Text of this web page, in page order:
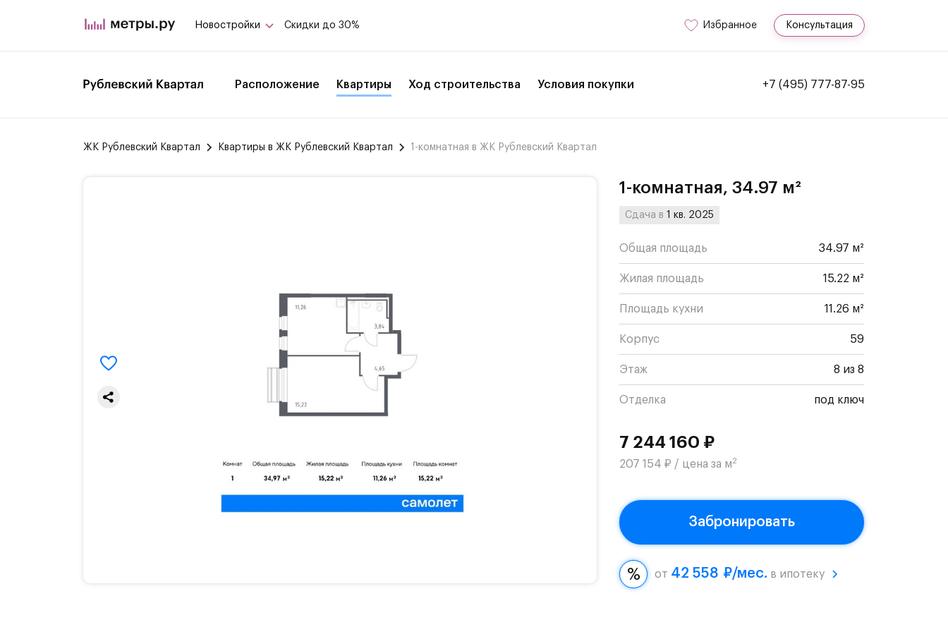
Новостройки Скидки до 30% Избранное Консультация
Расположение Квартиры Ход строительства Условия покупки +7 (495) 777-87-95
ЖК Рублевский Квартал Квартиры в ЖК Рублевский Квартал 1-комнатная в ЖК Рублевский Квартал
1-комнатная, 34.97 м²
Сдача в1 кв. 2025
Общая площадь 34.97 м²
Жилая площадь 15.22 м²
Площадь кухни 11.26 м²
Корпус 59
Этаж 8 из 8
Отделка под ключ
7 244 160 ₽
207 154 ₽ / цена за м2
Забронировать
от 42 558 ₽/мес. в ипотеку